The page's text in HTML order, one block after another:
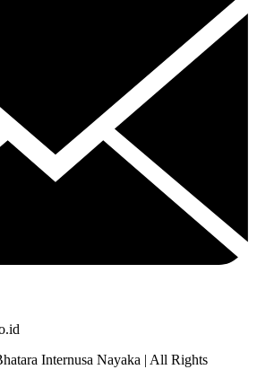
Internusa Nayaka | All Rights